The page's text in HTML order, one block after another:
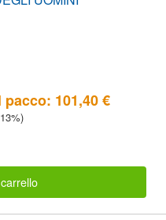
pacco: 101,40 €